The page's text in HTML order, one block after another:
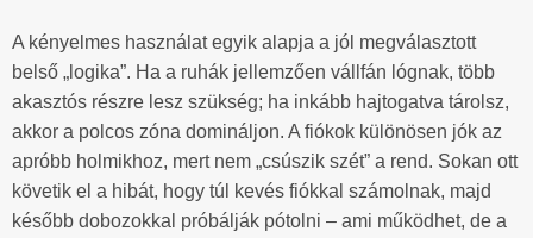
A kényelmes használat egyik alapja a jól megválasztott
belső „logika”. Ha a ruhák jellemzően vállfán lógnak, több
akasztós részre lesz szükség; ha inkább hajtogatva tárolsz,
akkor a polcos zóna domináljon. A fiókok különösen jók az
apróbb holmikhoz, mert nem „csúszik szét” a rend. Sokan ott
követik el a hibát, hogy túl kevés fiókkal számolnak, majd
később dobozokkal próbálják pótolni – ami működhet, de a